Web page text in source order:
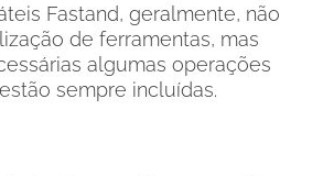
Fastand, geralmente, não
de ferramentas, mas
algumas operações
sempre incluídas.